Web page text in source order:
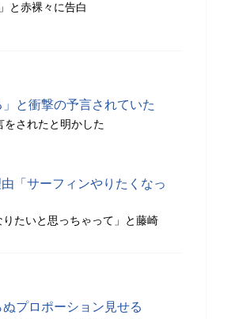
と赤裸々に告白
と衝撃の予言されていた
をされたと明かした
「サーフィンやりたくなっ
りたいと思っちゃって」と藤崎
プロポーション見せる